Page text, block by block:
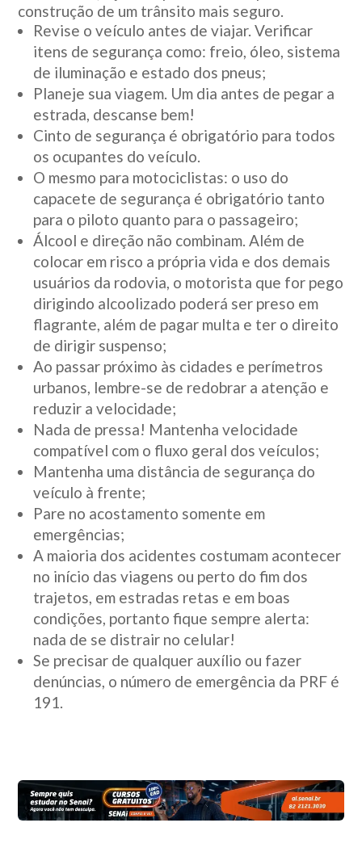
construção de um trânsito mais seguro.
Revise o veículo antes de viajar. Verificar
itens de segurança como: freio, óleo, sistema
de iluminação e estado dos pneus;
Planeje sua viagem. Um dia antes de pegar a
estrada, descanse bem!
Cinto de segurança é obrigatório para todos
os ocupantes do veículo.
O mesmo para motociclistas: o uso do
capacete de segurança é obrigatório tanto
para o piloto quanto para o passageiro;
Álcool e direção não combinam. Além de
colocar em risco a própria vida e dos demais
usuários da rodovia, o motorista que for pego
dirigindo alcoolizado poderá ser preso em
flagrante, além de pagar multa e ter o direito
de dirigir suspenso;
Ao passar próximo às cidades e perímetros
urbanos, lembre-se de redobrar a atenção e
reduzir a velocidade;
Nada de pressa! Mantenha velocidade
compatível com o fluxo geral dos veículos;
Mantenha uma distância de segurança do
veículo à frente;
Pare no acostamento somente em
emergências;
A maioria dos acidentes costumam acontecer
no início das viagens ou perto do fim dos
trajetos, em estradas retas e em boas
condições, portanto fique sempre alerta:
nada de se distrair no celular!
Se precisar de qualquer auxílio ou fazer
denúncias, o número de emergência da PRF é
191.